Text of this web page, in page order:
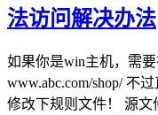
法访问解决办法
如果你是win主机，需
www.abc.com/shop/ 不
修改下规则文件！ 源文